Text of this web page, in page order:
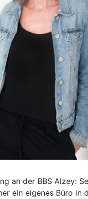
an der BBS Alzey:
ein eigenes Büro in